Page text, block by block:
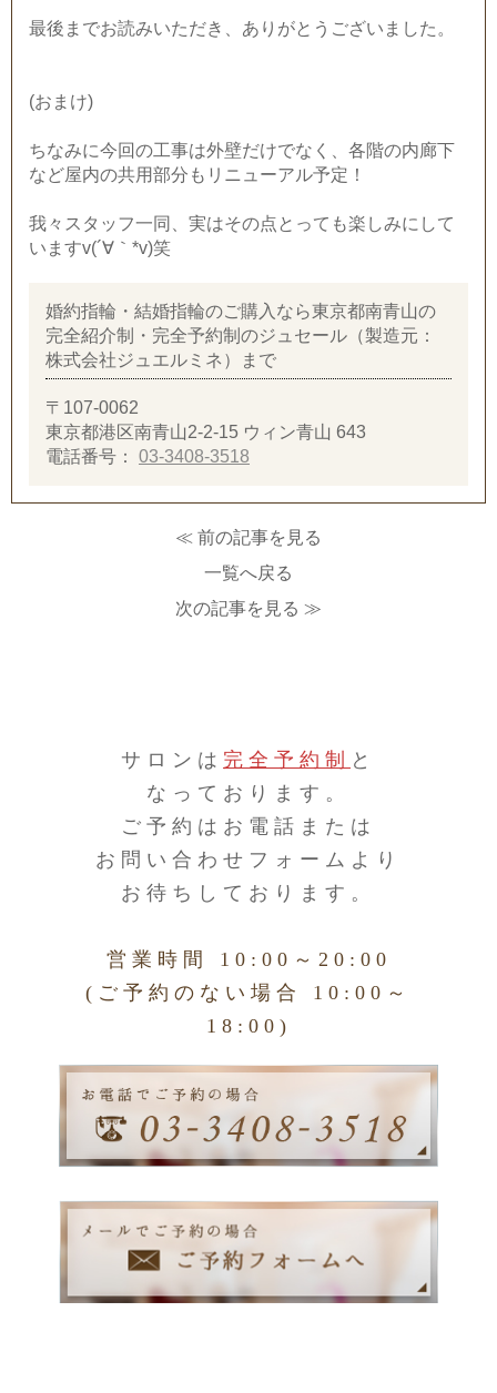
最後までお読みいただき、ありがとうございました。
(おまけ)
ちなみに今回の工事は外壁だけでなく、各階の内廊下
など屋内の共用部分もリニューアル予定！
我々スタッフ一同、実はその点とっても楽しみにして
いますv(´∀｀*v)笑
婚約指輪・結婚指輪のご購入なら東京都南青山の
完全紹介制・完全予約制のジュセール（製造元：
株式会社ジュエルミネ）まで
〒107-0062
東京都港区南青山2-2-15 ウィン青山 643
電話番号： 03-3408-3518
≪ 前の記事を見る
一覧へ戻る
次の記事を見る ≫
サロンは 完全予約制
と
なっております。
ご予約はお電話または
お問い合わせフォームより
お待ちしております。
営業時間 10:00～20:00
(ご予約のない場合 10:00～
18:00)